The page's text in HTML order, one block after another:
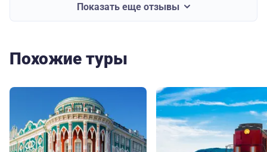
Показать еще отзывы
Похожие туры